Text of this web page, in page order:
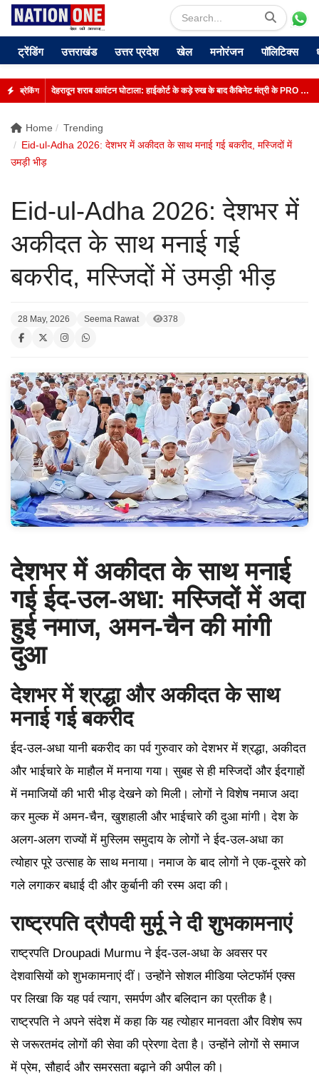
ब्रेकिंग देहरादून शराब आवंटन घोटाला: हाईकोर्ट के कड़े रुख के बाद कैबिनेट मंत्री के PRO और OSD के लाइसेंस रद्द
ट्रेंडिंग उत्तराखंड उत्तर प्रदेश खेल मनोरंजन पॉलिटिक्स
Home
Trending
Eid-ul-Adha 2026: देशभर में अकीदत के साथ मनाई गई बकरीद, मस्जिदों में
उमड़ी भीड़
Eid-ul-Adha 2026: देशभर में
अकीदत के साथ मनाई गई
बकरीद, मस्जिदों में उमड़ी भीड़
28 May, 2026 Seema Rawat 378
देशभर में अकीदत के साथ मनाई
गई ईद-उल-अधा: मस्जिदों में अदा
हुई नमाज, अमन-चैन की मांगी
दुआ
देशभर में श्रद्धा और अकीदत के साथ
मनाई गई बकरीद
ईद-उल-अधा यानी बकरीद का पर्व गुरुवार को देशभर में श्रद्धा, अकीदत
और भाईचारे के माहौल में मनाया गया। सुबह से ही मस्जिदों और ईदगाहों
में नमाजियों की भारी भीड़ देखने को मिली। लोगों ने विशेष नमाज अदा
कर मुल्क में अमन-चैन, खुशहाली और भाईचारे की दुआ मांगी। देश के
अलग-अलग राज्यों में मुस्लिम समुदाय के लोगों ने ईद-उल-अधा का
त्योहार पूरे उत्साह के साथ मनाया। नमाज के बाद लोगों ने एक-दूसरे को
गले लगाकर बधाई दी और कुर्बानी की रस्म अदा की।
राष्ट्रपति द्रौपदी मुर्मू ने दी शुभकामनाएं
राष्ट्रपति Droupadi Murmu ने ईद-उल-अधा के अवसर पर
देशवासियों को शुभकामनाएं दीं। उन्होंने सोशल मीडिया प्लेटफॉर्म एक्स
पर लिखा कि यह पर्व त्याग, समर्पण और बलिदान का प्रतीक है।
राष्ट्रपति ने अपने संदेश में कहा कि यह त्योहार मानवता और विशेष रूप
से जरूरतमंद लोगों की सेवा की प्रेरणा देता है। उन्होंने लोगों से समाज
में प्रेम, सौहार्द और समरसता बढ़ाने की अपील की।